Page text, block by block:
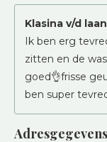
Klasina v/d laan
Ik ben erg
zitten en de
goed👌frisse
ben super
Adresgegevens